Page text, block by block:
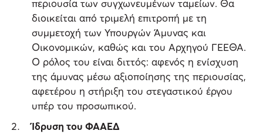
περιουσία των συγχωνευμένων ταμείων. Θα
διοικείται από τριμελή επιτροπή με τη
συμμετοχή των Υπουργών Άμυνας και
Οικονομικών, καθώς και του Αρχηγού ΓΕΕΘΑ.
Ο ρόλος του είναι διττός: αφενός η ενίσχυση
της άμυνας μέσω αξιοποίησης της περιουσίας,
αφετέρου η στήριξη του στεγαστικού έργου
υπέρ του προσωπικού.
Ίδρυση του ΦΑΑΕΔ